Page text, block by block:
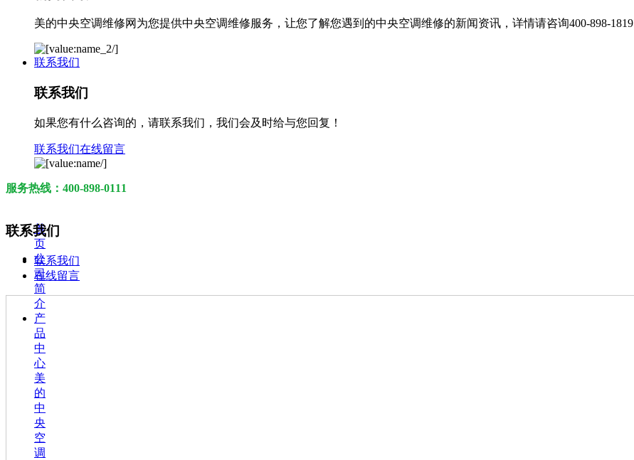
美的中央空调维修网为您提供中央空调维修服务，让您了解您遇到的中央空调维修的新闻资讯，详情请咨询400-898-1819
联系我们
联系我们
如果您有什么咨询的，请联系我们，我们会及时给与您回复！
联系我们在线留言
服务热线：400-898-0111
首
页
公
司
简
介
产
品
中
心
美
的
中
央
空
调
联系我们
联系我们
在线留言